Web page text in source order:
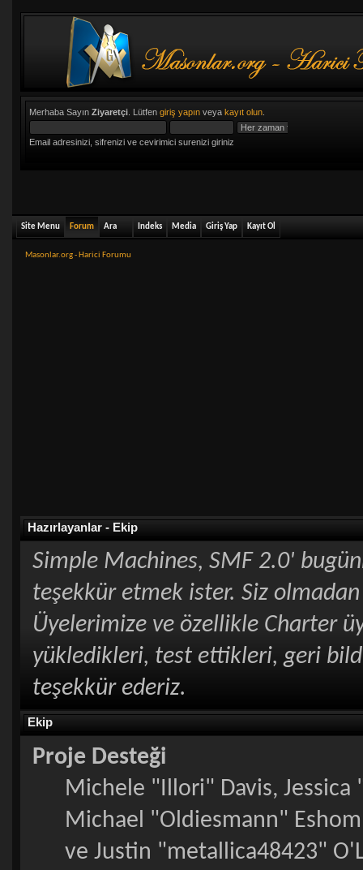
Merhaba Sayın Ziyaretçi. Lütfen giriş yapınveya kayıt olun.
Email adresinizi, sifrenizi ve cevirimici surenizi giriniz
Site Menu Forum Ara Indeks Media Giriş Yap Kayıt Ol
Masonlar.org - Harici Forumu
Hazırlayanlar - Ekip
Simple Machines, SMF 2.0'
teşekkür etmek ister. Siz
Üyelerimize ve özellikle Charter
yükledikleri, test ettikleri, geri
teşekkür ederiz.
Ekip
Proje Desteği
Michele "Illori" Davis,
Michael "Oldiesmann"
ve Justin "metallica48423"